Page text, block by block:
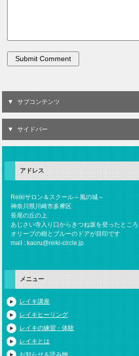
サブコンテンツ
サイドバー
アドレス
Reikiサロン＆スクール～風の城～
神奈川県川崎市多摩区
長尾の丘の上
あじさい寺入り口からきつね坂を登ったところ
オリーブの樹とブルーのドアが目印です
mail : kaoru@reiki-circle.jp
メニュー
レイキ講座
レイキヒーリング
レイキの練習・体験
レイキとは